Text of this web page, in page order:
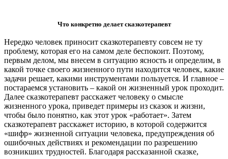
Что конкретно делает сказкотерапевт
Нередко человек приносит сказкотерапевту совсем не ту
проблему, которая его на самом деле беспокоит. Поэтому,
первым делом, мы внесем в ситуацию ясность и определим, в
какой точке своего жизненного пути находится человек, какие
задачи решает, какими инструментами пользуется. И главное –
постараемся установить – какой он жизненный урок проходит.
Далее сказкотерапевт расскажет человеку о смысле
жизненного урока, приведет примеры из сказок и жизни,
чтобы было понятно, как этот урок «работает». Затем
сказкотерапевт расскажет историю, в которой содержится
«шифр» жизненной ситуации человека, предупреждения об
ошибочных действиях и рекомендации по разрешению
возникших трудностей. Благодаря рассказанной сказке,